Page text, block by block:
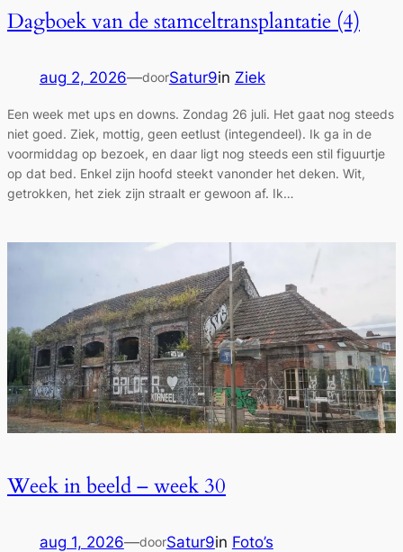
Dagboek van de stamceltransplantatie (4)
aug 2, 2026—doorSatur9in Ziek
Een week met ups en downs. Zondag 26 juli. Het gaat nog steeds
niet goed. Ziek, mottig, geen eetlust (integendeel). Ik ga in de
voormiddag op bezoek, en daar ligt nog steeds een stil figuurtje
op dat bed. Enkel zijn hoofd steekt vanonder het deken. Wit,
getrokken, het ziek zijn straalt er gewoon af. Ik…
Week in beeld – week 30
aug 1, 2026—doorSatur9in Foto’s